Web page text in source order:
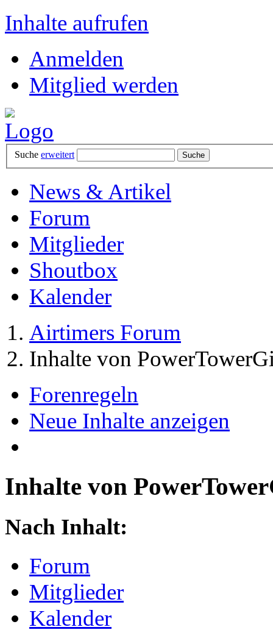
Inhalte aufrufen
Anmelden
Mitglied werden
Suche erweitert
News & Artikel
Forum
Mitglieder
Shoutbox
Kalender
Airtimers Forum
Inhalte von
Forenregeln
Neue Inhalte anzeigen
Inhalte von
Nach Inhalt:
Forum
Mitglieder
Kalender